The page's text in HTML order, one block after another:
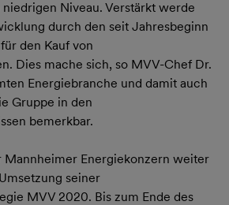
Niveau. Verstärkt werde
durch den seit Jahresbeginn
den Kauf von
Dies mache sich, so MVV-Chef Dr.
Energiebranche und damit auch
Gruppe in den
bemerkbar.
Mannheimer Energiekonzern weiter
seiner
MVV 2020. Bis zum Ende des